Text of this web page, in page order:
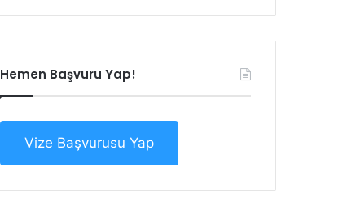
Hemen Başvuru Yap!
Vize Başvurusu Yap